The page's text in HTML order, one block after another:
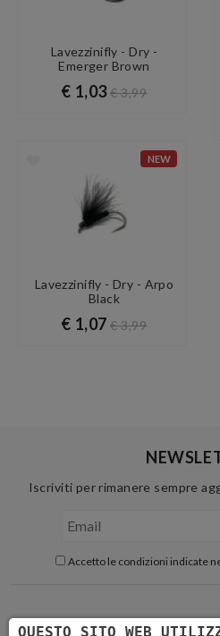
Lavezzinifly - Dry -
Emerger Brown
€ 1,03€ 3,99
NEW
Lavezzinifly - Dry - Arpo
Black
€ 1,07€ 3,99
Iscriviti per rimanere sempre
Accetto le condizioni indicate
QUESTO SITO WEB